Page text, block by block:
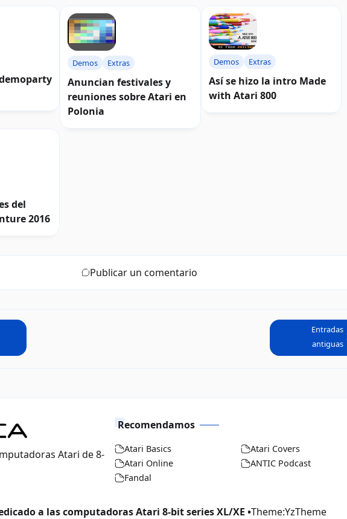
Demos Extras
Anuncian festivales y
reuniones sobre Atari en
Polonia
Demos Extras
Así se hizo la intro Made
with Atari 800
del
2016
Publicar un comentario
Entradas
antiguas
Atari de 8-
Recomendamos
Atari Basics
Atari Covers
Atari Online
ANTIC Podcast
Fandal
a las computadoras Atari 8-bit series XL/XE •Theme:YzTheme